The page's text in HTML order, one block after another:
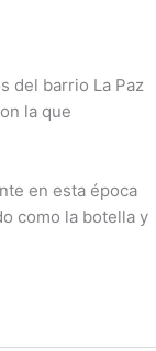
del barrio La Paz
la que
en esta época
como la botella y